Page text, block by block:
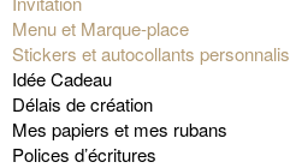
Menu et Marque-place
Stickers et autocollants
Idée Cadeau
Délais de création
Mes papiers et mes rubans
Polices d’écritures